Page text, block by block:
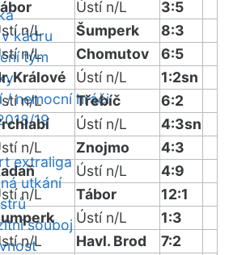
kádru
tým
/ nemocní hráči
19
extraliga
utkání
souboj
Ústí n/L
3:5
n/L Šumperk
8:3
n/L Chomutov
6:5
Králové Ústí n/L
1:2sn
n/L Třebíč
6:2
Ústí n/L
4:3sn
n/L Znojmo
4:3
Ústí n/L
4:9
n/L Tábor
12:1
Ústí n/L
1:3
n/L Havl. Brod
7:2